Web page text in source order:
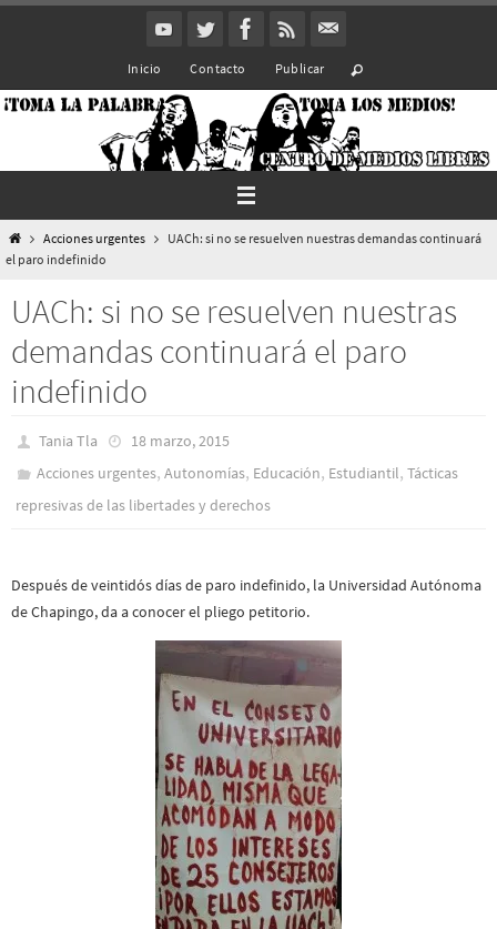
Inicio Contacto Publicar
InicioAcciones urgentes
UACh: si no se resuelven nuestras demandas continuará
el paro indefinido
UACh: si no se resuelven nuestras
demandas continuará el paro
indefinido
Tania Tla
18 marzo, 2015
Acciones urgentes,Autonomías, Educación, Estudiantil,Tácticas
represivas de las libertades y derechos
Después de veintidós días de paro indefinido, la Universidad Autónoma
de Chapingo, da a conocer el pliego petitorio.